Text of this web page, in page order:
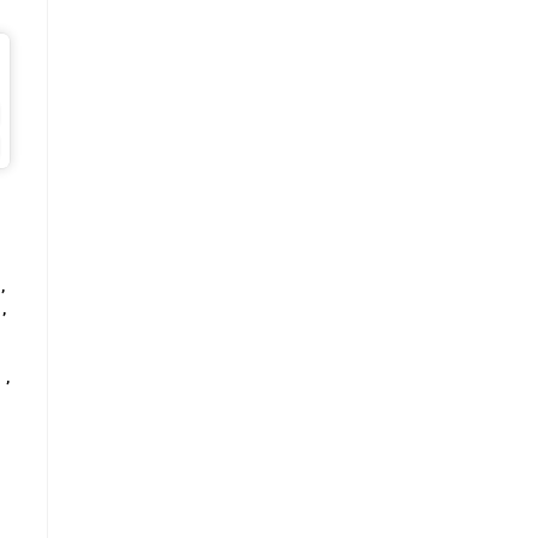
,
,
,